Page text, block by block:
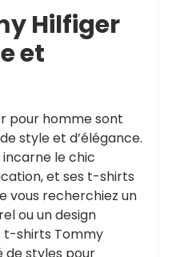
Hilfiger
et
pour homme sont
style et d’élégance.
le chic
et ses t-shirts
vous recherchiez un
ou un design
t-shirts Tommy